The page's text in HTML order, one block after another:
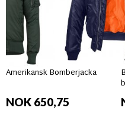
Amerikansk Bomberjacka
NOK 650,75